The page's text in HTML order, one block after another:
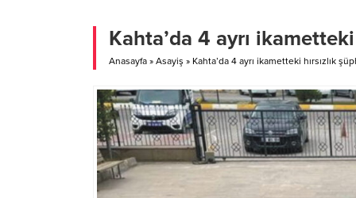
Buluşması” nda yaklaşık 3 bin kişi katıldı.
Sultangazi nüfus sıralamasında 1. sırada
yer alan Adıyamanlılar “Büyük Adıyaman
Kahta’da 4 ayrı
Anasayfa » Asayiş » Kahta’da 4 ayrı ikametteki hırsızlık